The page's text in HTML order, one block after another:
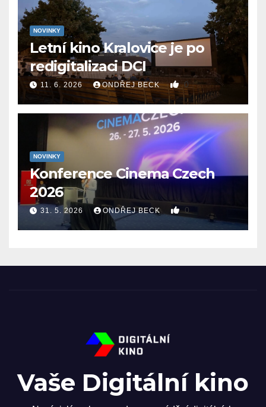
NOVINKY
Letní kino Kralovice je po
redigitalizaci DCI
11. 6. 2026 ONDŘEJ BECK 0
NOVINKY
Konference Cinema Czech
2026
31. 5. 2026 ONDŘEJ BECK 0
Vaše Digitální kino